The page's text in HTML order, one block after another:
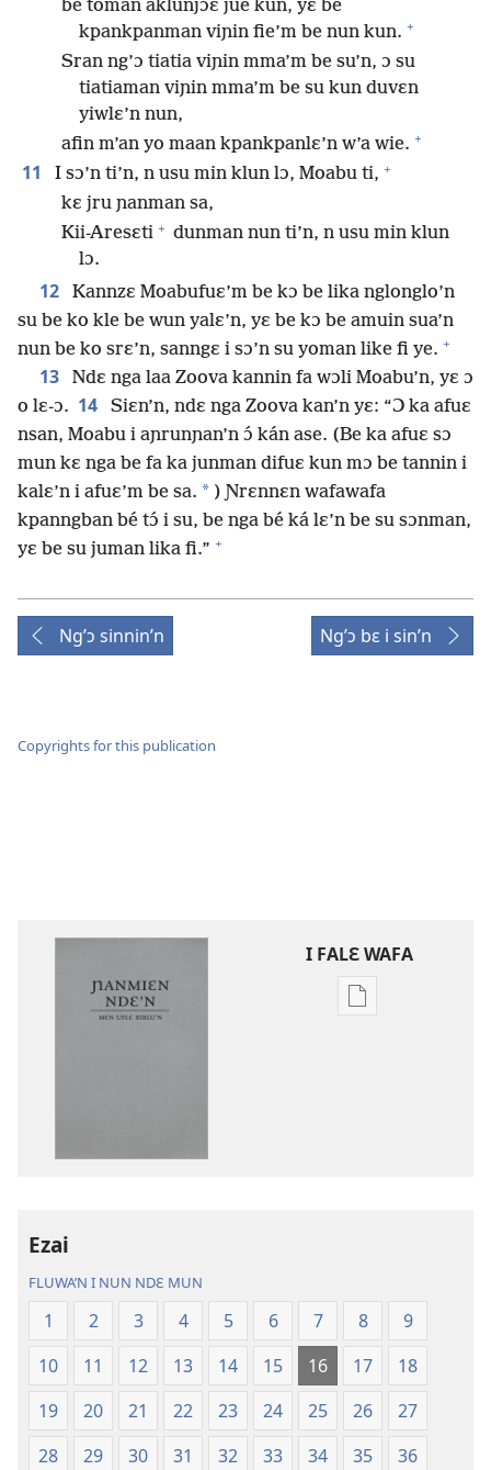
be toman aklunjɔɛ jue kun, yɛ be
kpankpanman viɲin fie’m be nun kun. +
Sran ng’ɔ tiatia viɲin mma’m be su’n, ɔ su
tiatiaman viɲin mma’m be su kun duvɛn
yiwlɛ’n nun,
afin m’an yo maan kpankpanlɛ’n w’a wie. +
11 I sɔ’n ti’n, n usu min klun lɔ, Moabu ti, +
kɛ jru ɲanman sa,
Kii-Aresɛti + dunman nun ti’n, n usu min klun
lɔ.
12
Kannzɛ Moabufuɛ’m be kɔ be lika nglonglo’n
su be ko kle be wun yalɛ’n, yɛ be kɔ be amuin sua’n
nun be ko srɛ’n, sanngɛ i sɔ’n su yoman like fi ye. +
13
Ndɛ nga laa Zoova kannin fa wɔli Moabu’n, yɛ ɔ
o lɛ-ɔ. 14
Siɛn’n, ndɛ nga Zoova kan’n yɛ: “Ɔ ka afuɛ
nsan, Moabu i aɲrunɲan’n ɔ́ kán ase. (Be ka afuɛ sɔ
mun kɛ nga be fa ka junman difuɛ kun mɔ be tannin i
kalɛ’n i afuɛ’m be sa. * ) Ɲrɛnnɛn wafawafa
kpanngban bé tɔ́ i su, be nga bé ká lɛ’n be su sɔnman,
yɛ be su juman lika fi.” +
Ng’ɔ sinnin’n Ng’ɔ bɛ i sin’n
Copyrights for this publication
I FALƐ WAFA
Nga
Ɲanmiɛn
Ndɛ’n
—
Mɛn
Uflɛ
Biblu’n
Ezai
FLUWA’N I NUN NDƐ MUN
1 2 3 4 5 6 7 8
9
10
11 12 13 14 15 16 17
18
19
20 21 22 23 24 25 26
27
28
29 30 31 32 33 34 35
36